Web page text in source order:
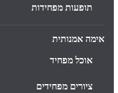
תופעות מפחידות
אימה אמנותית
אוכל מפחיד
ציורים מפחידים